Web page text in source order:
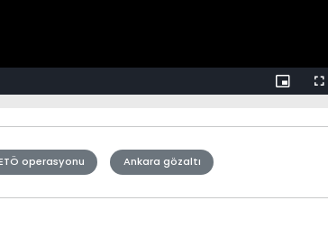
operasyonu Ankara gözaltı